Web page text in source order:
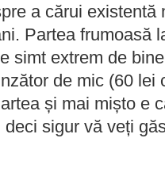
a cărui existentă
Partea frumoasă
simt extrem de
de mic (60 lei
și mai mișto e
sigur vă veți